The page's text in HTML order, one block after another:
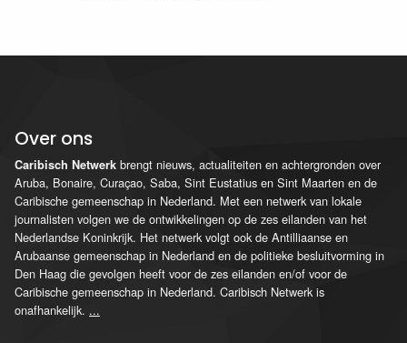
Over ons
Caribisch Netwerk brengt nieuws, actualiteiten en achtergronden over
Aruba, Bonaire, Curaçao, Saba, Sint Eustatius en Sint Maarten en de
Caribische gemeenschap in Nederland. Met een netwerk van lokale
journalisten volgen we de ontwikkelingen op de zes eilanden van het
Nederlandse Koninkrijk. Het netwerk volgt ook de Antilliaanse en
Arubaanse gemeenschap in Nederland en de politieke besluitvorming in
Den Haag die gevolgen heeft voor de zes eilanden en/of voor de
Caribische gemeenschap in Nederland. Caribisch Netwerk is
onafhankelijk. ...